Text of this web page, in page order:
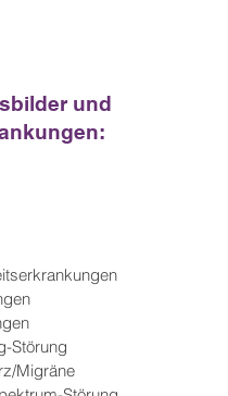
und
Störung
Migräne